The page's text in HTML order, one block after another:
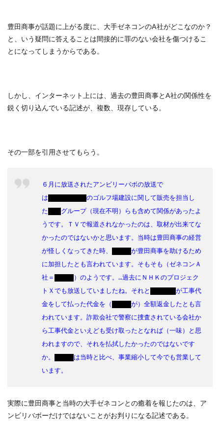
豊田商事が話題に上がる度に、大手ゼネコンのA社がどこなのか？
と、いう疑問に答えることは間接的に罪のない会社を傷つけるこ
とになってしまうからである。
しかし、インターネット上には、過去の豊田商事とA社の関係性を
鋭く切り込んでいる記述が、複数、現存している。
その一部を引用させてもらう。
６月に放送されたアンビリーバボの放送で
は
のゴルフ場建設に関して販売を担当し
た
グループ（現在不明）らも含めて関係があったよ
うです。ＴＶで報道されなかったのは、取材が出来てな
かったのではないかと思います。当時は豊田商事の経営
が怪しくなってきた時、
が豊田商事を助けるため
に加担したとも言われています。そもそも（ゼネコンＡ
社＝
）のようです。…過去に ＮＨＫ のプロジェク
トＸでも放送していましたね。それと
が工事代
金をして払った代金を（
が）全額返金したとも言
われています。詐欺会社で警察に捜査されている会社か
ら工事代金といえども受け取ったとなれば（一味）と思
われますので、それを払拭したかったのではないです
か。
は当時と比べ、事業縮小して今でも営業して
います。
実際に豊田商事と当時の大手ゼネコンとの癒着を報じたのは、ア
ンビリバボーだけではないことがお判りになる記述である。